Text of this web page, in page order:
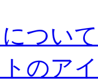
ついて
のア